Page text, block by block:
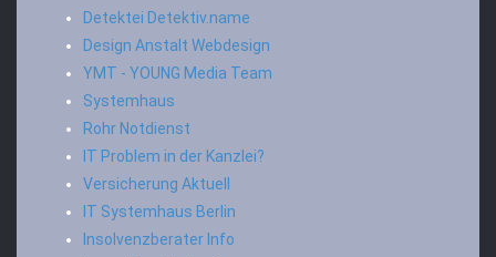
Detektei Detektiv.name
Design Anstalt Webdesign
YMT - YOUNG Media Team
Systemhaus
Rohr Notdienst
IT Problem in der Kanzlei?
Versicherung Aktuell
IT Systemhaus Berlin
Insolvenzberater Info